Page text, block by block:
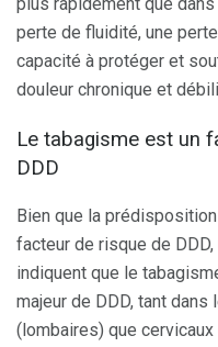
perte de fluidité, une
capacité à protéger et
douleur chronique et
Le tabagisme est un
DDD
Bien que la
facteur de risque de
indiquent que le
majeur de DDD, tant
(lombaires) que